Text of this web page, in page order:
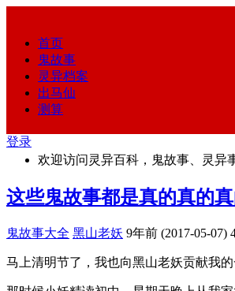
首页
鬼故事
灵异档案
出马仙
测算
登录
欢迎访问灵异百科，鬼故事、灵异
这些鬼故事都是真的真的真
鬼故事大全 黑山老妖 9年前 (2017-05-07)
马上清明节了，我也向黑山老妖贡献我